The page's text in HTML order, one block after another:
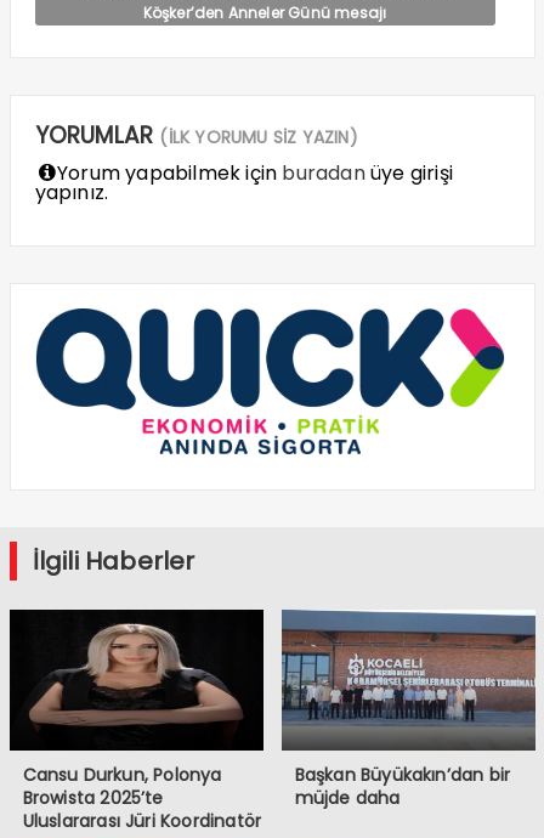
Köşker’den Anneler Günü mesajı
YORUMLAR (İLK YORUMU SİZ YAZIN)
Yorum yapabilmek için buradanüye girişi
yapınız.
İlgili Haberler
Cansu Durkun, Polonya
Browista 2025’te
Uluslararası Jüri Koordinatör
Başkan Büyükakın’dan bir
müjde daha